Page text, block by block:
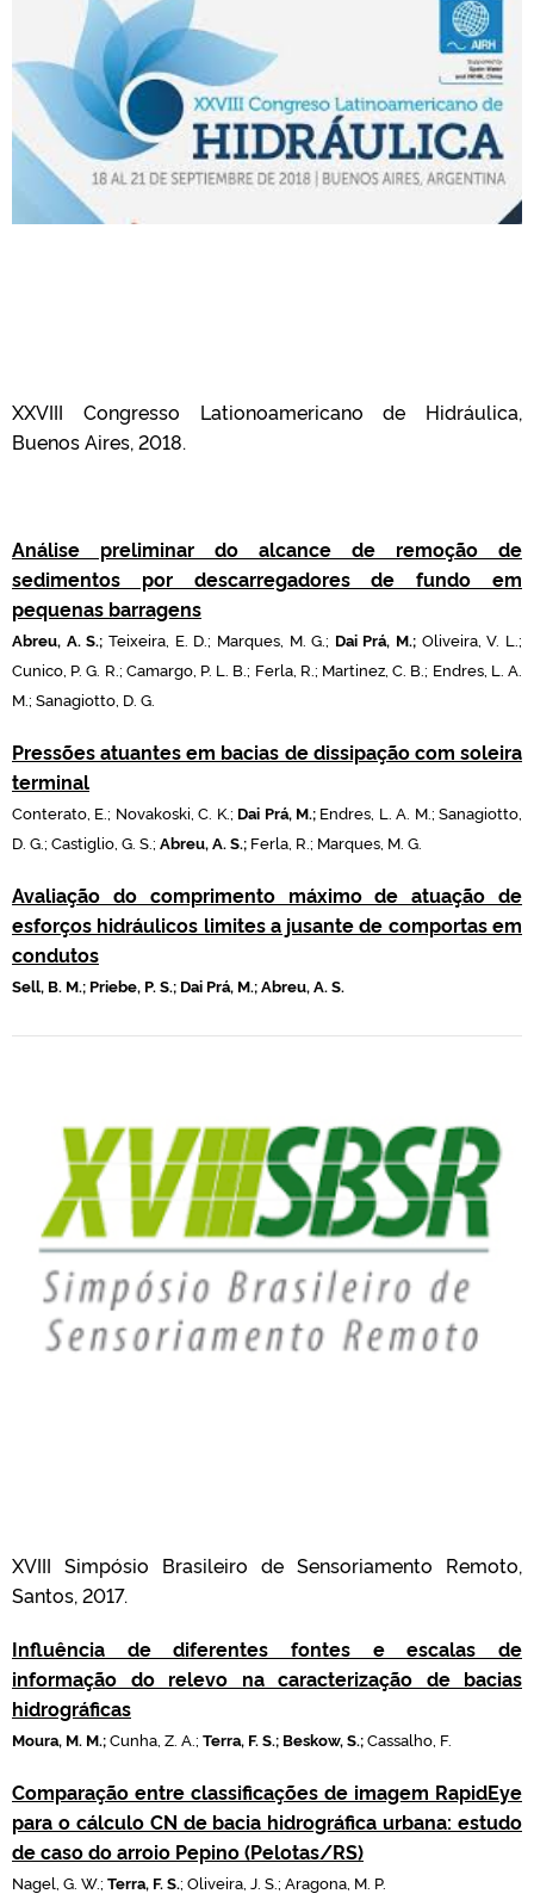
XXVIII Congresso Lationoamericano de Hidráulica,
Buenos Aires, 2018.
Análise preliminar do alcance de remoção de
sedimentos por descarregadores de fundo em
pequenas barragens
Abreu, A. S.; Teixeira, E. D.; Marques, M. G.; Dai Prá, M.; Oliveira, V. L.;
Cunico, P. G. R.; Camargo, P. L. B.; Ferla, R.; Martinez, C. B.; Endres, L. A.
M.; Sanagiotto, D. G.
Pressões atuantes em bacias de dissipação com soleira
terminal
Conterato, E.; Novakoski, C. K.; Dai Prá, M. ; Endres, L. A. M.; Sanagiotto,
D. G.; Castiglio, G. S.; Abreu, A. S.; Ferla, R.; Marques, M. G.
Avaliação do comprimento máximo de atuação de
esforços hidráulicos limites a jusante de comportas em
condutos
Sell, B. M.; Priebe, P. S.; Dai Prá, M.; Abreu, A. S.
XVIII Simpósio Brasileiro de Sensoriamento Remoto,
Santos, 2017.
Influência de diferentes fontes e escalas de
informação do relevo na caracterização de bacias
hidrográficas
Moura, M. M.;Cunha, Z. A.; Terra, F. S.; Beskow, S.;Cassalho, F.
Comparação entre classificações de imagem RapidEye
para o cálculo CN de bacia hidrográfica urbana: estudo
de caso do arroio Pepino (Pelotas/RS)
Nagel, G. W.; Terra, F. S.; Oliveira, J. S.; Aragona, M. P.